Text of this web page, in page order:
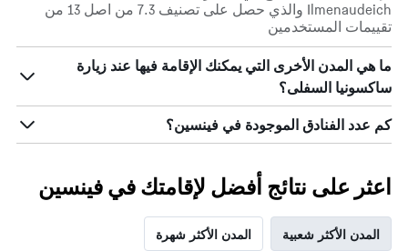
Ilmenaudeich والذي حصل على تصنيف 7.3 من اصل 13 من
تقييمات المستخدمين
ما هي المدن الأخرى التي يمكنك الإقامة فيها عند زيارة
ساكسونيا السفلى؟
كم عدد الفنادق الموجودة في فينسين؟
اعثر على نتائج أفضل لإقامتك في فينسين
المدن الأكثر شعبية المدن الأكثر شهرة